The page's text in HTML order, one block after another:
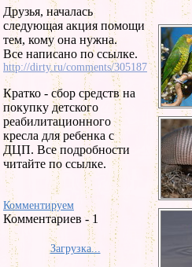
Друзья, началась
следующая акция помощи
тем, кому она нужна.
Все написано по ссылке.
http://dirty.ru/comments/305187
Кратко - сбор средств на
покупку детского
реабилитационного
кресла для ребенка с
ДЦП. Все подробности
читайте по ссылке.
Комментируем
Комментариев - 1
Загрузка...